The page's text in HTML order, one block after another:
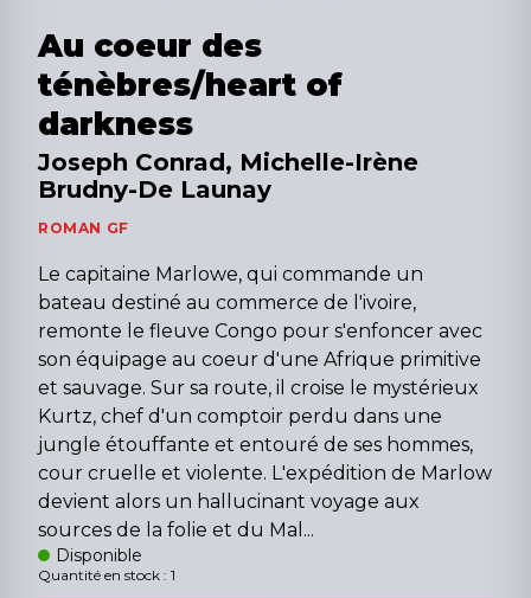
Au coeur des
ténèbres/heart of
darkness
Joseph Conrad, Michelle-Irène
Brudny-De Launay
ROMAN GF
Le capitaine Marlowe, qui commande un
bateau destiné au commerce de l'ivoire,
remonte le fleuve Congo pour s'enfoncer avec
son équipage au coeur d'une Afrique primitive
et sauvage. Sur sa route, il croise le mystérieux
Kurtz, chef d'un comptoir perdu dans une
jungle étouffante et entouré de ses hommes,
cour cruelle et violente. L'expédition de Marlow
devient alors un hallucinant voyage aux
sources de la folie et du Mal...
Disponible
Quantité en stock : 1